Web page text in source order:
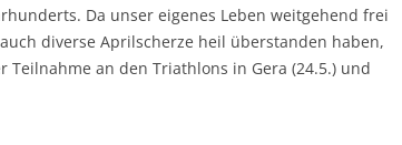
Da unser eigenes Leben weitgehend frei
diverse Aprilscherze heil überstanden haben,
an den Triathlons in Gera (24.5.) und